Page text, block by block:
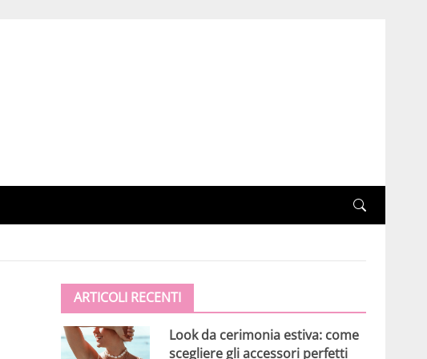
ARTICOLI RECENTI
Look da cerimonia estiva: come
scegliere gli accessori perfetti